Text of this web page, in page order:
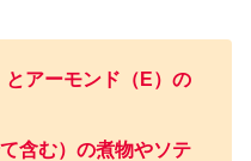
アーモンド（E）の
含む）の煮物やソテ